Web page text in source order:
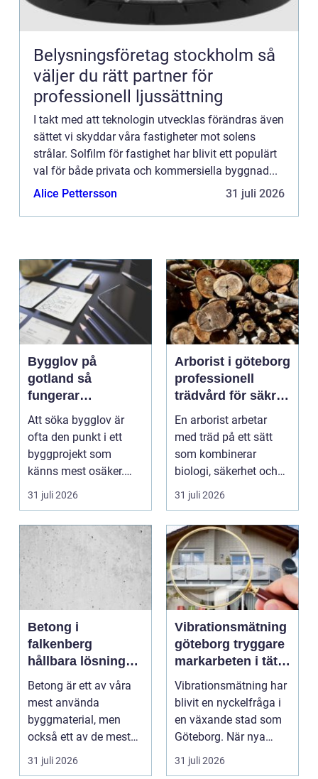
Belysningsföretag stockholm så
väljer du rätt partner för
professionell ljussättning
I takt med att teknologin utvecklas förändras även
sättet vi skyddar våra fastigheter mot solens
strålar. Solfilm för fastighet har blivit ett populärt
val för både privata och kommersiella byggnad...
Alice Pettersson
31 juli 2026
Bygglov på
gotland så
fungerar
processen från idé
till godkänt beslut
Att söka bygglov är
ofta den punkt i ett
byggprojekt som
känns mest osäker.
Frågorna hopar sig:
vilk...
31 juli 2026
Arborist i göteborg
professionell
trädvård för säkra
och friska träd
En arborist arbetar
med träd på ett sätt
som kombinerar
biologi, säkerhet och
hantverk. I en stad so...
31 juli 2026
Betong i
falkenberg
hållbara lösningar
för grund, golv
och utemiljö
Betong är ett av våra
mest använda
byggmaterial, men
också ett av de mest
missförstådda. Många
tänke...
31 juli 2026
Vibrationsmätning
göteborg tryggare
markarbeten i tät
stadsmiljö
Vibrationsmätning har
blivit en nyckelfråga i
en växande stad som
Göteborg. När nya
bostäder, broar,...
31 juli 2026